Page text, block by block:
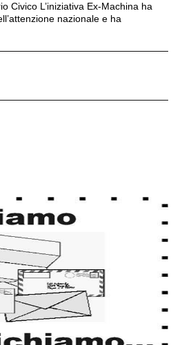
Civico L’iniziativa Ex-Machina ha
nazionale e ha